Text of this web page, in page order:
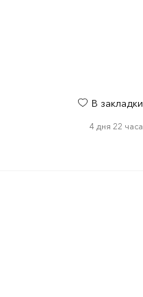
В закладки
4 дня 22 часа